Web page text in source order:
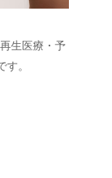
生医療・予
。